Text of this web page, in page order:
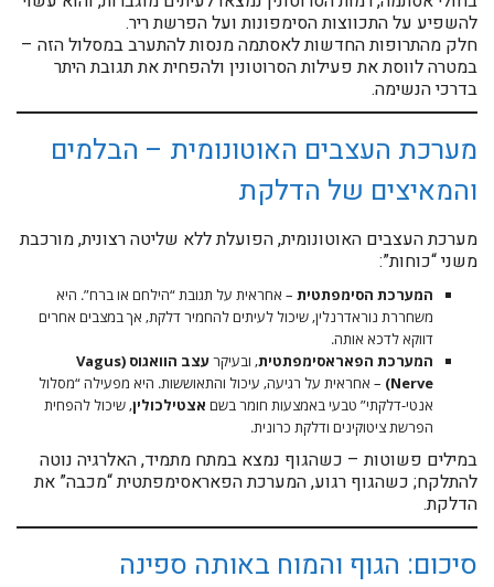
להשפיע על התכווצות הסימפונות ועל הפרשת ריר.
חלק מהתרופות החדשות לאסתמה מנסות להתערב במסלול הזה –
במטרה לווסת את פעילות הסרוטונין ולהפחית את תגובת היתר
בדרכי הנשימה.
מערכת העצבים האוטונומית – הבלמים
והמאיצים של הדלקת
מערכת העצבים האוטונומית, הפועלת ללא שליטה רצונית, מורכבת
משני “כוחות”:
המערכת הסימפתטית – אחראית על תגובת “הילחם או ברח”. היא
משחררת נוראדרנלין, שיכול לעיתים להחמיר דלקת, אך במצבים אחרים
דווקא לדכא אותה.
המערכת הפאראסימפתטית, ובעיקר
עצב הוואגוס (Vagus
Nerve) – אחראית על רגיעה, עיכול והתאוששות. היא מפעילה “מסלול
אנטי-דלקתי” טבעי באמצעות חומר בשם אצטילכולין, שיכול להפחית
הפרשת ציטוקינים ודלקת כרונית.
במילים פשוטות – כשהגוף נמצא במתח מתמיד, האלרגיה נוטה
להתלקח; כשהגוף רגוע, המערכת הפאראסימפתטית “מכבה” את
הדלקת.
סיכום: הגוף והמוח באותה ספינה